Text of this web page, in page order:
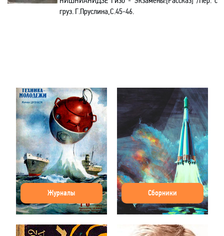
груз. Г.Пруслина,С.45-46.
Журналы Сборники